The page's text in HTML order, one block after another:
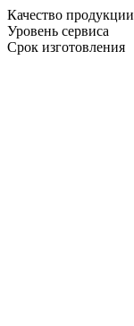
Качество продукции
Уровень сервиса
Срок изготовления